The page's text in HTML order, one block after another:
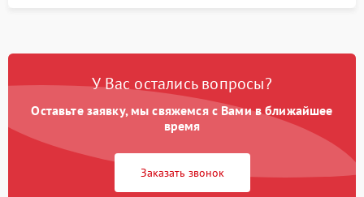
У Вас остались вопросы?
Оставьте заявку, мы свяжемся с Вами в ближайшее
время
Заказать звонок